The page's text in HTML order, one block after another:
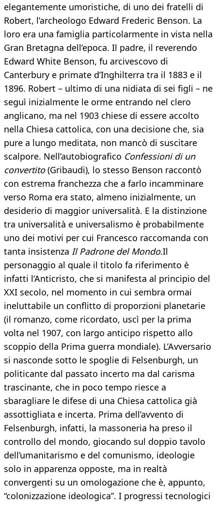
elegantemente umoristiche, di uno dei fratelli di
Robert, l’archeologo Edward Frederic Benson. La
loro era una famiglia particolarmente in vista nella
Gran Bretagna dell’epoca. Il padre, il reverendo
Edward White Benson, fu arcivescovo di
Canterbury e primate d’Inghilterra tra il 1883 e il
1896. Robert – ultimo di una nidiata di sei figli – ne
seguì inizialmente le orme entrando nel clero
anglicano, ma nel 1903 chiese di essere accolto
nella Chiesa cattolica, con una decisione che, sia
pure a lungo meditata, non mancò di suscitare
scalpore. Nell’autobiografico Confessioni di un
convertito(Gribaudi), lo stesso Benson raccontò
con estrema franchezza che a farlo incamminare
verso Roma era stato, almeno inizialmente, un
desiderio di maggior universalità. E la distinzione
tra universalità e universalismo è probabilmente
uno dei motivi per cui Francesco raccomanda con
tanta insistenza Il Padrone del Mondo.Il
personaggio al quale il titolo fa riferimento è
infatti l’Anticristo, che si manifesta al principio del
XXI secolo, nel momento in cui sembra ormai
ineluttabile un conflitto di proporzioni planetarie
(il romanzo, come ricordato, uscì per la prima
volta nel 1907, con largo anticipo rispetto allo
scoppio della Prima guerra mondiale). L’Avversario
si nasconde sotto le spoglie di Felsenburgh, un
politicante dal passato incerto ma dal carisma
trascinante, che in poco tempo riesce a
sbaragliare le difese di una Chiesa cattolica già
assottigliata e incerta. Prima dell’avvento di
Felsenburgh, infatti, la massoneria ha preso il
controllo del mondo, giocando sul doppio tavolo
dell’umanitarismo e del comunismo, ideologie
solo in apparenza opposte, ma in realtà
convergenti su un omologazione che è, appunto,
“colonizzazione ideologica”. I progressi tecnologici